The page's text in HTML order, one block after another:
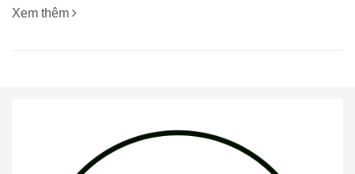
Xem thêm